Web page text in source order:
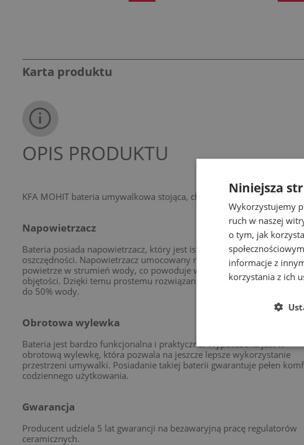
Karta produktu
OPIS PRODUKTU
KFA MOHIT bateria umywalkowa stojąca, chrom
Napowietrzacz
Bateria posiada napowietrzacz, który jest istotnym źródłem
oszczędności. Napowietrzacz umocowany na końcu baterii
powietrze w strumień wody, co powoduje wrażenie jego większej
objętości. Dzięki temu prostemu rozwiązaniu, można zaoszczędzić
do 50% wody.
Obrotowa wylewka
Bateria jest bardzo funkcjonalna i praktyczna. Wyposażona jest w
obrotową wylewkę, która pozwala na jeszcze lepsze wykorzystanie
przestrzeni umywalki. Posiadanie takiej baterii gwarantuje pełen
codziennego użytkowania.
Gwarancja
Producent udziela 5 lat gwarancji na bezawaryjną pracę regulatorów
ceramicznych.
Niniejsza
Wykorzystujemy
ruch w naszej
o tym, jak
informacje z
korzystania z ich